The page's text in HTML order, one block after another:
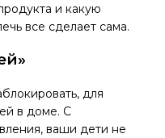
и какую
все сделает сама.
для
в доме. С
ваши дети не